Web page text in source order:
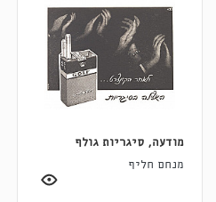
מודעה, סיגריות גולף
מנחם חליף